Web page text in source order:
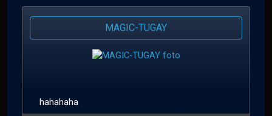
MAGIC-TUGAY
hahahaha